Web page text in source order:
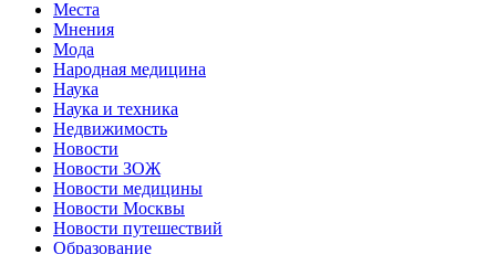
Места
Мнения
Мода
Народная медицина
Наука
Наука и техника
Недвижимость
Новости
Новости ЗОЖ
Новости медицины
Новости Москвы
Новости путешествий
Образование